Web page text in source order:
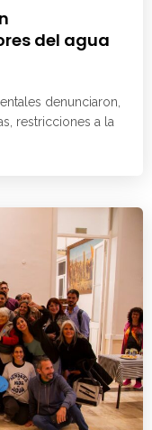
del agua
denunciaron,
restricciones a la